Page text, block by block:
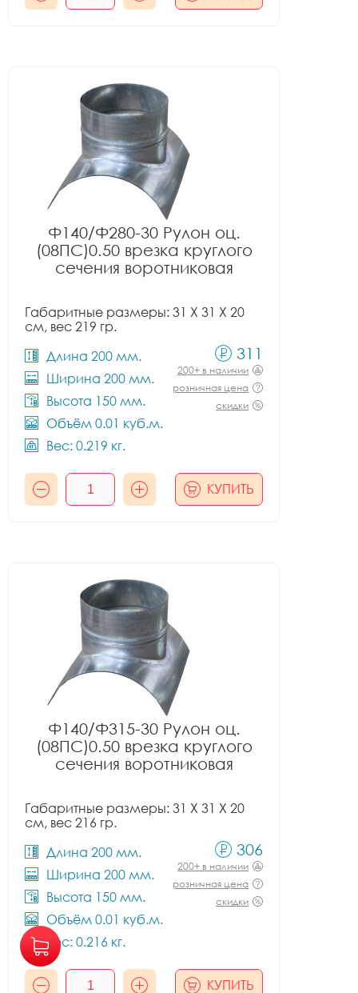
Ф140/Ф280-30 Рулон оц.
(08ПС)0.50 врезка круглого
сечения воротниковая
Габаритные размеры: 31 X 31 X 20
см, вес 219 гр.
Длина 200 мм.
Ширина 200 мм.
Высота 150 мм.
Объём 0.01 куб.м.
Вес: 0.219 кг.
311
200+ в наличии
розничная цена
скидки
КУПИТЬ
Ф140/Ф315-30 Рулон оц.
(08ПС)0.50 врезка круглого
сечения воротниковая
Габаритные размеры: 31 X 31 X 20
см, вес 216 гр.
Длина 200 мм.
Ширина 200 мм.
Высота 150 мм.
Объём 0.01 куб.м.
Вес: 0.216 кг.
306
200+ в наличии
розничная цена
скидки
КУПИТЬ